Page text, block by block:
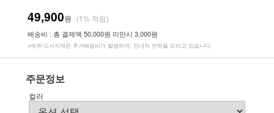
49,900원 (1% 적립)
배송비 : 총 결제액 50,000원 미만시 3,000원
※제주/도서지역은 추가배송비가 발생하며, 안내차 연락을 드리고 있습니다.
주문정보
컬러